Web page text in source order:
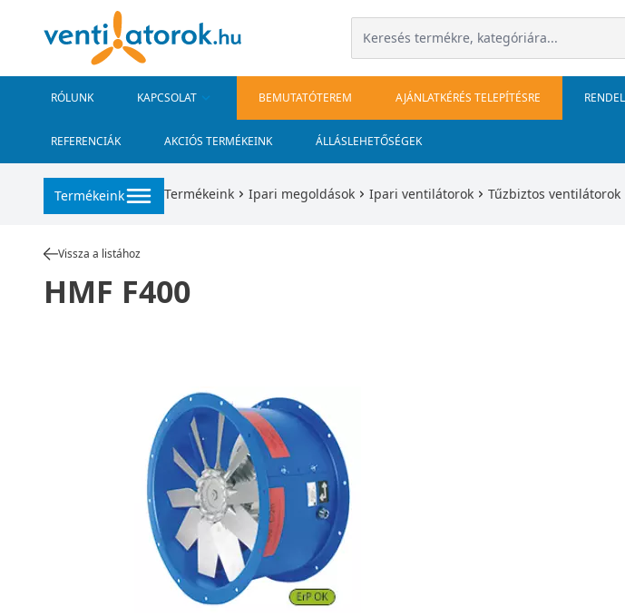
RÓLUNK KAPCSOLAT BEMUTATÓTEREM AJÁNLATKÉRÉS TELEPÍTÉSRE
REFERENCIÁK AKCIÓS TERMÉKEINK ÁLLÁSLEHETŐSÉGEK
Termékeink Termékeink Ipari megoldások Ipari ventilátorok Tűzbiztos ventilátorok
Vissza a listához
HMF F400